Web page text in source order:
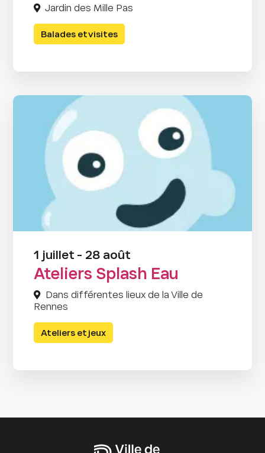
Jardin des Mille Pas
Balades et visites
1 juillet - 28 août
Ateliers Splash Eau
Dans différentes lieux de la Ville de
Rennes
Ateliers et jeux